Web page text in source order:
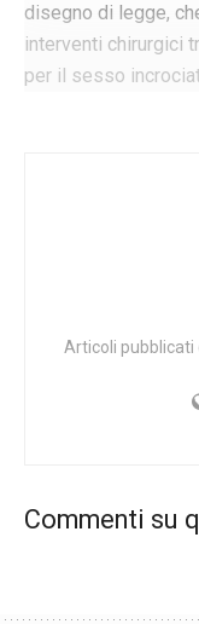
disegno di legge,
interventi chirurgici
per il sesso
“Il Governatore non
precedenti
sua posizione sulla
Articoli pubblicati
Commenti su